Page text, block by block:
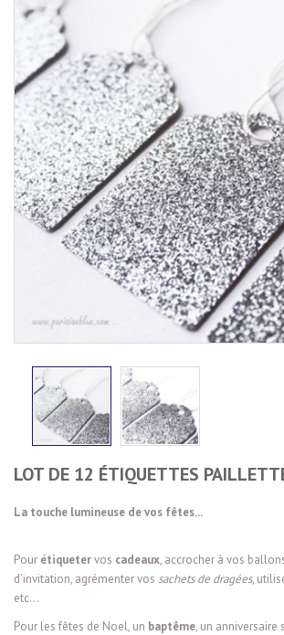
LOT DE 12 ÉTIQUETTES
La touche lumineuse de vos fêtes...
Pour étiquetervos cadeaux, accrocher à vos
d’invitation, agrémenter vos sachets de dragées,
etc…
Pour les fêtes de Noel, un baptême, un anniversaire